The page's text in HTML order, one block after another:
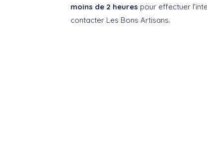
moins de 2 heures pour effectuer
contacter Les Bons Artisans.